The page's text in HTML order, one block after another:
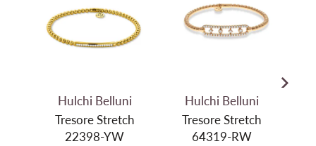
Hulchi Belluni
Tresore Stretch
22398-YW
Hulchi Belluni
Tresore Stretch
64319-RW